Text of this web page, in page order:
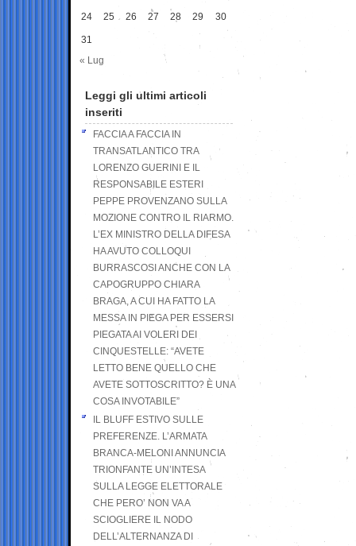
24 25 26 27 28 29 30
31
« Lug
Leggi gli ultimi articoli
inseriti
FACCIA A FACCIA IN
TRANSATLANTICO TRA
LORENZO GUERINI E IL
RESPONSABILE ESTERI
PEPPE PROVENZANO SULLA
MOZIONE CONTRO IL RIARMO.
L’EX MINISTRO DELLA DIFESA
HA AVUTO COLLOQUI
BURRASCOSI ANCHE CON LA
CAPOGRUPPO CHIARA
BRAGA, A CUI HA FATTO LA
MESSA IN PIEGA PER ESSERSI
PIEGATA AI VOLERI DEI
CINQUESTELLE: “AVETE
LETTO BENE QUELLO CHE
AVETE SOTTOSCRITTO? È UNA
COSA INVOTABILE”
IL BLUFF ESTIVO SULLE
PREFERENZE. L’ARMATA
BRANCA-MELONI ANNUNCIA
TRIONFANTE UN’INTESA
SULLA LEGGE ELETTORALE
CHE PERO’ NON VA A
SCIOGLIERE IL NODO
DELL’ALTERNANZA DI